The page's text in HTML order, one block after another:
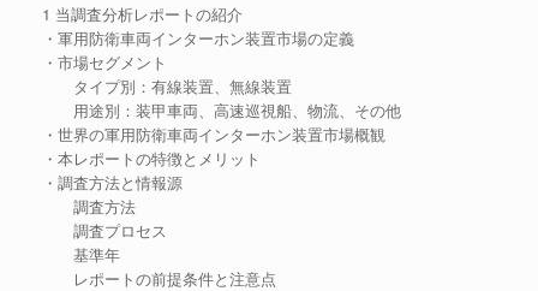
1 当調査分析レポートの紹介
・軍用防衛車両インターホン装置市場の定義
・市場セグメント
タイプ別：有線装置、無線装置
用途別：装甲車両、高速巡視船、物流、その他
・世界の軍用防衛車両インターホン装置市場概観
・本レポートの特徴とメリット
・調査方法と情報源
調査方法
調査プロセス
基準年
レポートの前提条件と注意点